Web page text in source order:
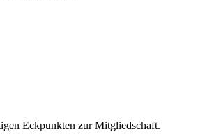
Eckpunkten zur Mitgliedschaft.